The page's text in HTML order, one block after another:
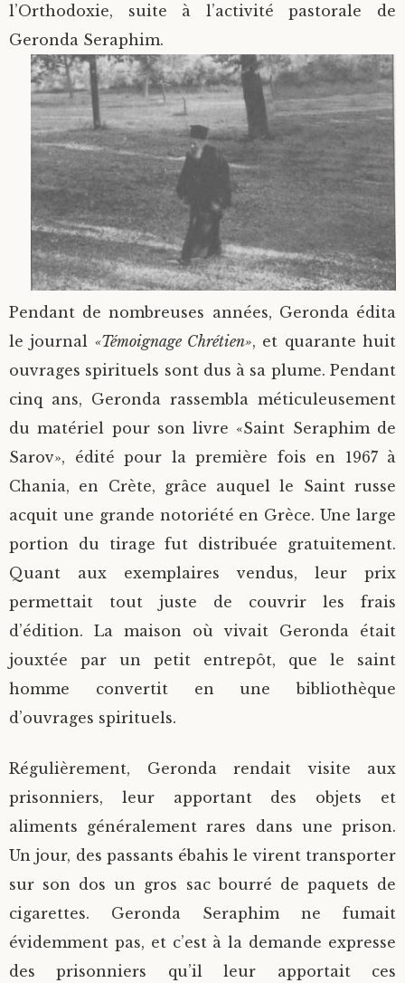
l’Orthodoxie, suite à l’activité pastorale de
Geronda Seraphim.
Pendant de nombreuses années, Geronda édita
le journal «Témoignage Chrétien», et quarante huit
ouvrages spirituels sont dus à sa plume. Pendant
cinq ans, Geronda rassembla méticuleusement
du matériel pour son livre «Saint Seraphim de
Sarov», édité pour la première fois en 1967 à
Chania, en Crète, grâce auquel le Saint russe
acquit une grande notoriété en Grèce. Une large
portion du tirage fut distribuée gratuitement.
Quant aux exemplaires vendus, leur prix
permettait tout juste de couvrir les frais
d’édition. La maison où vivait Geronda était
jouxtée par un petit entrepôt, que le saint
homme convertit en une bibliothèque
d’ouvrages spirituels.
Régulièrement, Geronda rendait visite aux
prisonniers, leur apportant des objets et
aliments généralement rares dans une prison.
Un jour, des passants ébahis le virent transporter
sur son dos un gros sac bourré de paquets de
cigarettes. Geronda Seraphim ne fumait
évidemment pas, et c’est à la demande expresse
des prisonniers qu’il leur apportait ces